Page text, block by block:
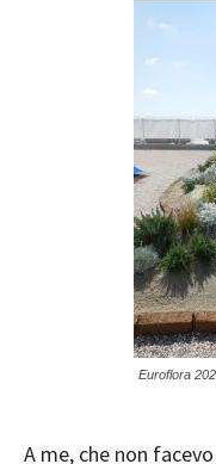
Euroflora
A me, che non